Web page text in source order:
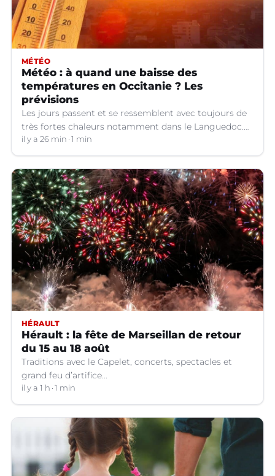
MÉTÉO
Météo : à quand une baisse des
températures en Occitanie ? Les
prévisions
Les jours passent et se ressemblent avec toujours de
très fortes chaleurs notamment dans le Languedoc.
Jusqu’à quand ?
il y a 26 min 1 min
HÉRAULT
Hérault : la fête de Marseillan de retour
du 15 au 18 août
Traditions avec le Capelet, concerts, spectacles et
grand feu d’artifice...
il y a 1 h 1 min